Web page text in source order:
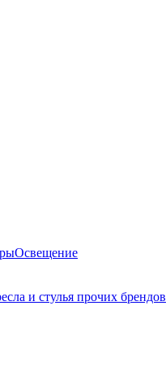
Освещение
и стулья прочих брендов